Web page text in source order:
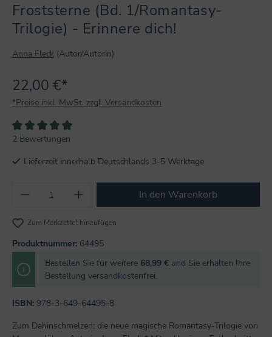
Froststerne (Bd. 1/Romantasy-
Trilogie) - Erinnere dich!
Anna Fleck (Autor/Autorin)
22,00 €*
*Preise inkl. MwSt. zzgl. Versandkosten
Durchschnittliche Bewertung von 5 von 5 Sternen
2 Bewertungen
Lieferzeit innerhalb Deutschlands 3-5 Werktage
Produkt Anzahl: Gib den gewünschten
In den Warenkorb
Zum Merkzettel hinzufügen
Produktnummer: 64495
Bestellen Sie für weitere 68,99 € und Sie erhalten Ihre
Bestellung versandkostenfrei.
ISBN: 978-3-649-64495-8
Zum Dahinschmelzen: die neue magische Romantasy-Trilogie von